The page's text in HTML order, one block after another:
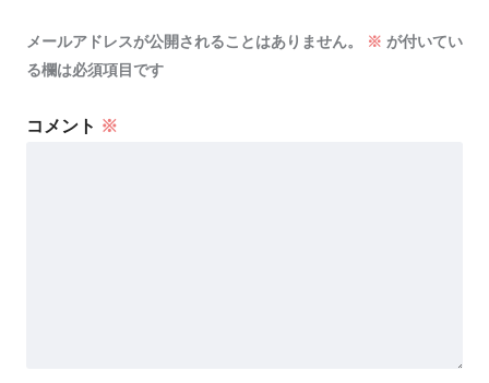
メールアドレスが公開されることはありません。 ※ が付いてい
る欄は必須項目です
コメント ※